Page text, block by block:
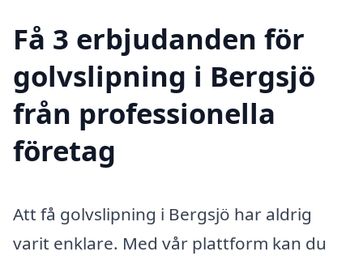
Få 3 erbjudanden för
golvslipning i Bergsjö
från professionella
företag
Att få golvslipning i Bergsjö har aldrig
varit enklare. Med vår plattform kan du